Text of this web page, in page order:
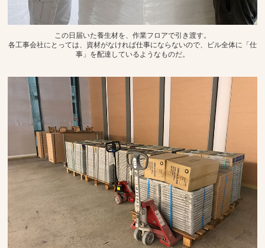
この日届いた養生材を、作業フロアで引き渡す。
各工事会社にとっては、資材がなければ仕事にならないので、ビル全体に「仕
事」を配達しているようなものだ。